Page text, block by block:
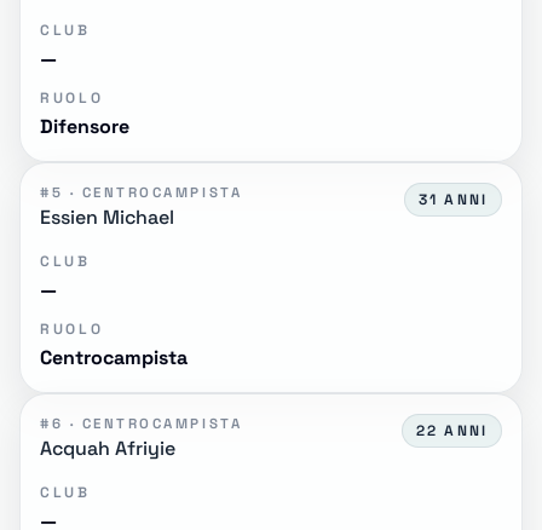
CLUB
—
RUOLO
Difensore
#5 · CENTROCAMPISTA
Essien Michael
31 ANNI
CLUB
—
RUOLO
Centrocampista
#6 · CENTROCAMPISTA
Acquah Afriyie
22 ANNI
CLUB
—